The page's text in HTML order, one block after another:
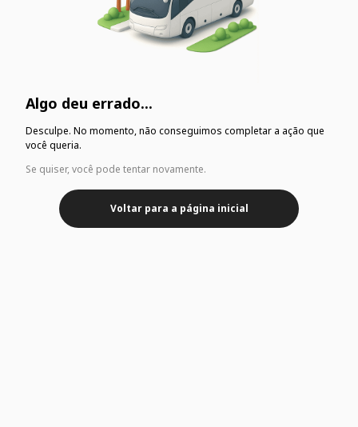
Algo deu errado...
Desculpe. No momento, não conseguimos completar a ação que
você queria.
Se quiser, você pode tentar novamente.
Voltar para a página inicial